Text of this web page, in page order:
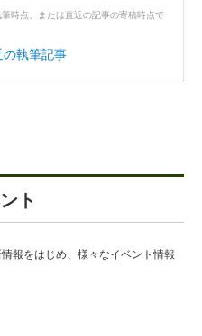
時点、または直近の記事の寄稿時点で
執筆記事
ト
報をはじめ、様々なイベント情報